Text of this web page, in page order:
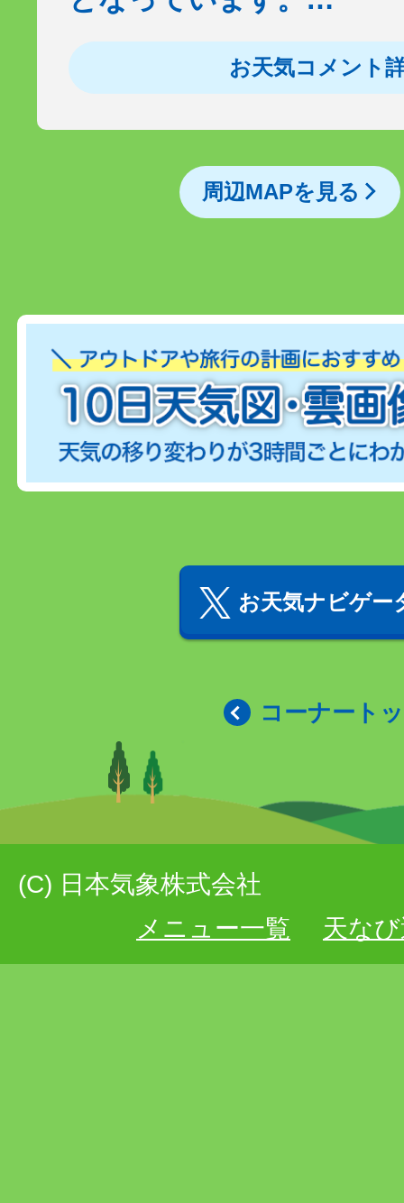
お天気コメント
周辺MAPを見る
お天気ナビゲー
コーナート
(C) 日本気象株式会社
メニュー一覧
天な